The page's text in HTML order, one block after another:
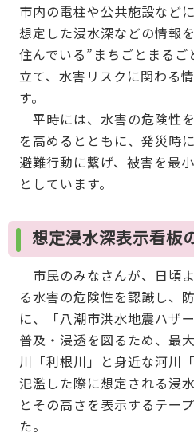
市内の電柱や公共施設など
想定した浸水深などの情報
住んでいる”まちごとまる
立て、水害リスクに関わる
す。
平時には、水害の危険性
を高めるとともに、発災時
避難行動に繋げ、被害を最
としています。
想定浸水深表示看板
市民のみなさんが、日頃
る水害の危険性を認識し、
に、「八潮市洪水地震ハザ
普及・浸透を図るため、最
川「利根川」と身近な河川
氾濫した際に想定される浸
とその高さを表示するテー
た。